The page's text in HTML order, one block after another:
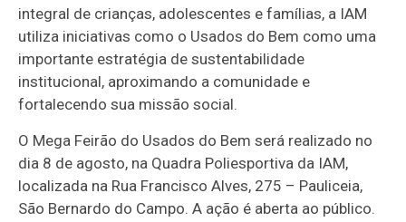
integral de crianças, adolescentes e famílias, a IAM
utiliza iniciativas como o Usados do Bem como uma
importante estratégia de sustentabilidade
institucional, aproximando a comunidade e
fortalecendo sua missão social.
O Mega Feirão do Usados do Bem será realizado no
dia 8 de agosto, na Quadra Poliesportiva da IAM,
localizada na Rua Francisco Alves, 275 – Pauliceia,
São Bernardo do Campo. A ação é aberta ao público.